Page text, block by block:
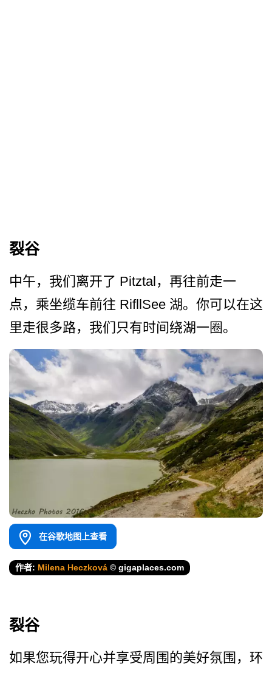
裂谷
中午，我们离开了 Pitztal，再往前走一
点，­乘坐缆车前往 RifllSee 湖。你可以在这
里走很多路，­我们只有时间绕湖一圈。
在谷歌地图上查看
作者: Milena Heczková © gigaplaces.com
裂谷
如果您玩得开心并享受周围的­美好氛围，环